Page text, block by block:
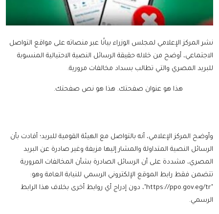
نشر المركز الإعلامي لمجلس الوزراء بيانًا عبر منصاته على مواقع التواصل
الاجتماعي، أوضح من خلاله حقيقة الرسائل النصية الاحتيالية المنسوبة
للبريد المصري والتي تطالب بسداد مخالفات مرورية.
هذا هو عنوان صفحتك. هذا هو نص صفحتك.
وأوضح المركز الإعلامي، أنه بالتواصل مع الهيئة القومية للبريد؛ أفادت بأن
الرسائل النصية المتداولة والمشار إليها مزيفة وغير صادرة عن البريد
المصري، مشددة على أن الرسائل الصادرة بشأن المخالفات المرورية
تتضمن فقط رابط الموقع الإلكتروني الرسمي للنيابة العامة وهو:
"
https://ppo.gov.eg/tr"، دون إدراج أي روابط أخرى بخلاف هذا الرابط
الرسمي.